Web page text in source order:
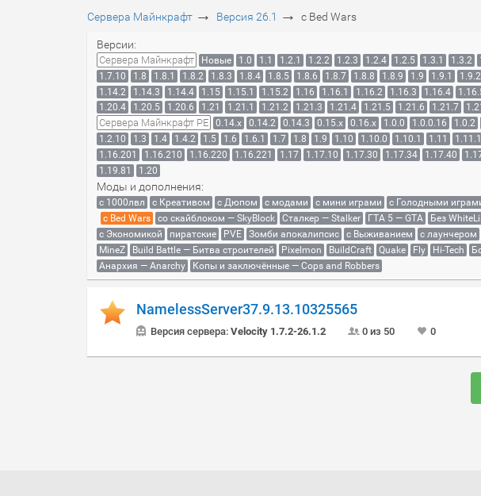
Сервера Майнкрафт → Версия 26.1 → с Bed Wars
Версии:
Сервера Майнкрафт Новые 1.0 1.1 1.2.1 1.2.2 1.2.3 1.2.4 1.2.5 1.3.1 1.3.2
1.7.10
1.8 1.8.1 1.8.2 1.8.3 1.8.4 1.8.5 1.8.6 1.8.7 1.8.8 1.8.9 1.9 1.9.1 1.9.2
1.14.2
1.14.3 1.14.4 1.15 1.15.1 1.15.2 1.16 1.16.1 1.16.2 1.16.3 1.16.4
1.20.4
1.20.5 1.20.6 1.21 1.21.1 1.21.2 1.21.3 1.21.4 1.21.5 1.21.6 1.21.7
Сервера Майнкрафт PE 0.14.x 0.14.2 0.14.3 0.15.x 0.16.x 1.0.0 1.0.0.16 1.0.2
1.2.10
1.3 1.4 1.4.2 1.5 1.6 1.6.1 1.7 1.8 1.9 1.10 1.10.0 1.10.1 1.11 1.11.1
1.16.201
1.16.210 1.16.220 1.16.221 1.17 1.17.10 1.17.30 1.17.34 1.17.40
1.19.81
1.20
Моды и дополнения:
с 1000лвл c Креативом с Дюпом с модами с мини играми с Голодными
с Bed Wars
со скайблоком — SkyBlock Сталкер — Stalker ГТА 5 — GTA Без
с Экономикой
пиратские PVE Зомби апокалипсис с Выживанием с лаунчером
MineZ
Build Battle — Битва строителей Pixelmon BuildCraft Quake Fly Hi-Tech
Анархия — Anarchy
Копы и заключённые — Cops and Robbers
NamelessServer37.9.13.10325565
Версия сервера: Velocity 1.7.2-26.1.2 0 из 50 0